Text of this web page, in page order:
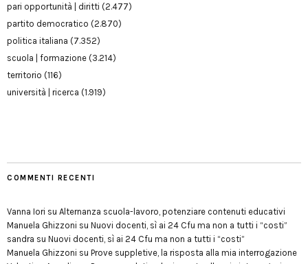
pari opportunità | diritti (2.477)
partito democratico (2.870)
politica italiana (7.352)
scuola | formazione (3.214)
territorio (116)
università | ricerca (1.919)
COMMENTI RECENTI
Vanna Iori su Alternanza scuola-lavoro, potenziare contenuti educativi
Manuela Ghizzoni su Nuovi docenti, sì ai 24 Cfu ma non a tutti i “costi”
sandra su Nuovi docenti, sì ai 24 Cfu ma non a tutti i “costi”
Manuela Ghizzoni su Prove suppletive, la risposta alla mia interrogazione